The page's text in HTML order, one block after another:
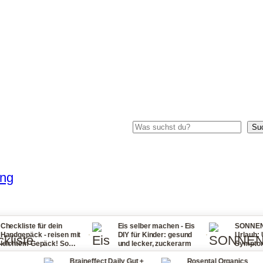
Suchen
dein
- reisen mit
So
wieder zu
·
Eis selber machen - Eis
DIY für Kinder: gesund
und lecker, zuckerarm
·
SONNENSTICH
Urlaub: Ursachen,
Symptome, Erste
bei Fieber,
und Halsschmerzen
Braineffect Daily Gut + Rosental Organics